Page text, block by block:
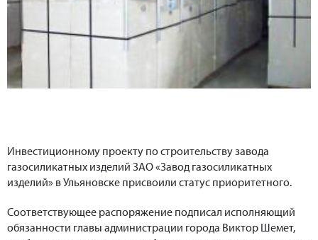
Инвестиционному проекту по строительству завода
газосиликатных изделий ЗАО «Завод газосиликатных
изделий» в Ульяновске присвоили статус приоритетного.
Соответствующее распоряжение подписал исполняющий
обязанности главы администрации города Виктор Шемет,